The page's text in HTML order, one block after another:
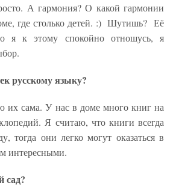
А гармония? О какой гармонии
где столько детей. :) Шутишь? Её
я к этому спокойно отношусь, я
русскому языку?
их сама. У нас в доме много книг на
Я считаю, что книги всегда
тогда они легко могут оказаться в
интересными.
сад?